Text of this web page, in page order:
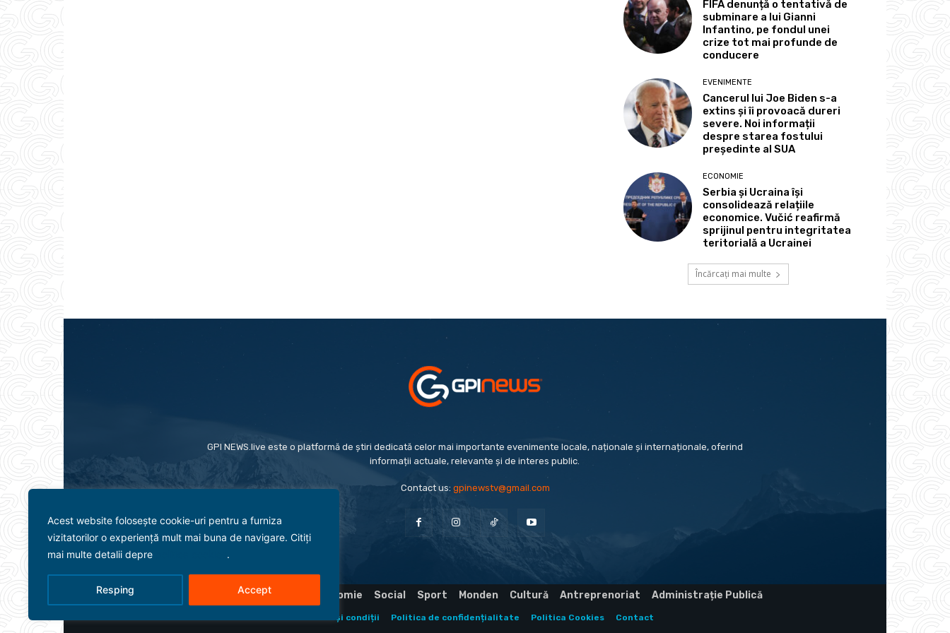
Acest website folosește cookie-uri pentru a furniza
vizitatorilor o experiență mult mai buna de navigare. Citiți
mai multe detalii depre
.
Resping Accept
FIFA denunță o tentativă de
subminare a lui Gianni
Infantino, pe fondul unei
crize tot mai profunde de
conducere
EVENIMENTE
Cancerul lui Joe Biden s-a
extins și îi provoacă dureri
severe. Noi informații
despre starea fostului
președinte al SUA
ECONOMIE
Serbia și Ucraina își
consolidează relațiile
economice. Vučić reafirmă
sprijinul pentru integritatea
teritorială a Ucrainei
Încărcați mai multe
GPI NEWS.live este o platformă de știri dedicată celor mai importante evenimente locale, naționale și internaționale, oferind
informații actuale, relevante și de interes public.
Contact us: gpinewstv@gmail.com
Evenimente Politică Economie Social Sport Monden Cultură Antreprenoriat Administrație Publică
Termeni și condiții Politica de confidențialitate Politica Cookies Contact